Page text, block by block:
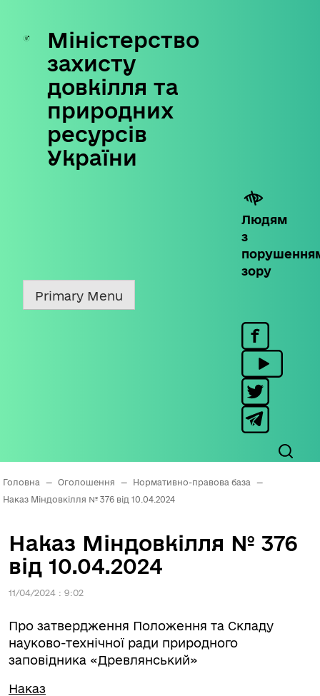
Skip
content
Міністерство
захисту
довкілля та
природних
ресурсів
України
Людям
з
зору
Primary Menu
Головна — Оголошення — Нормативно-правова база
—
Наказ Міндовкілля № 376 від 10.04.2024
Наказ Міндовкілля № 376
від 10.04.2024
11/04/2024 : 9:02
Про затвердження Положення та Складу
науково-технічної ради природного
заповідника «Древлянський»
Наказ